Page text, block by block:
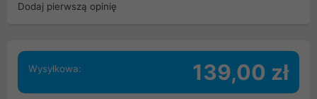
Dodaj pierwszą opinię
Wysyłkowa: 139,00 zł